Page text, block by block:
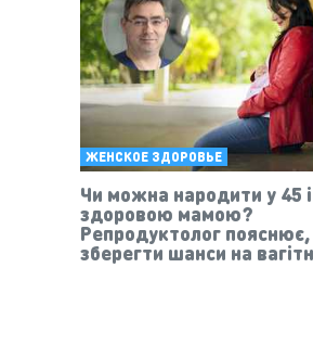
ЖЕНСКОЕ ЗДОРОВЬЕ
Чи можна народити у 45
здоровою мамою?
Репродуктолог пояснює,
зберегти шанси на